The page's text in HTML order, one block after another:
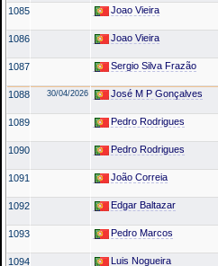
1085 Joao Vieira
1086 Joao Vieira
1087 Sergio Silva Frazão
1088 30/04/2026 José M P Gonçalves
1089 Pedro Rodrigues
1090 Pedro Rodrigues
1091 João Correia
1092 Edgar Baltazar
1093 Pedro Marcos
1094 Luis Nogueira